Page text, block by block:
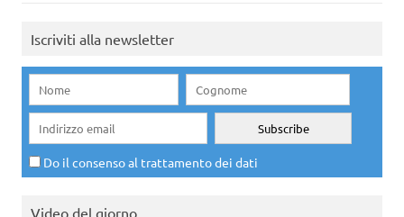
Iscriviti alla newsletter
Do il consenso al trattamento dei dati
Video del giorno